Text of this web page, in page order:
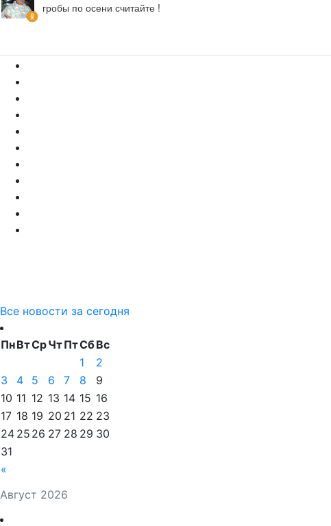
гробы по осени считайте !
Все новости за сегодня
Август 2026
ПнВтСрЧтПтСбВс
«
1
2
3
4 5 6 7 8
9
10 11 12 13 14 15 16
17 18 19 20 21 22 23
24 25 26 27 28 29 30
31